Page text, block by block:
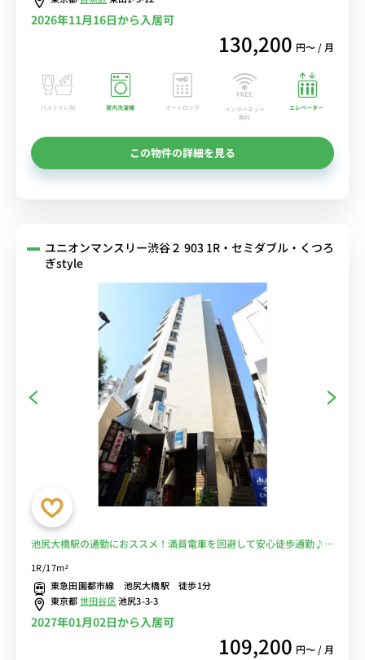
2026年11月16日から入居可
130,200 円〜 / 月
バストイレ別 室内洗濯機 オートロック
インターネット
無料
エレベーター
この物件の詳細を見る
ユニオンマンスリー渋谷２ 903 1R・セミダブル・くつろ
ぎstyle
池尻大橋駅の通勤におススメ！満員電車を回避して安心徒歩通勤♪渋
1R/17m²
東急田園都市線 池尻大橋駅 徒歩1分
東京都世田谷区池尻3-3-3
2027年01月02日から入居可
109,200 円〜 / 月